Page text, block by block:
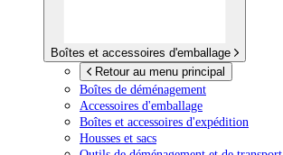
Boîtes et accessoires d'emballage
Retour au menu principal
Boîtes de déménagement
Accessoires d'emballage
Boîtes et accessoires d'expédition
Housses et sacs